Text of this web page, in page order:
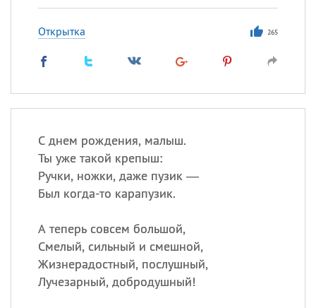
Открытка 265
С днем рождения, малыш.
Ты уже такой крепыш:
Ручки, ножки, даже пузик —
Был когда-то карапузик.
А теперь совсем большой,
Смелый, сильный и смешной,
Жизнерадостный, послушный,
Лучезарный, добродушный!